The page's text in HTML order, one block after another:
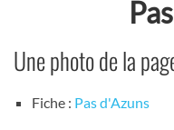
Une photo de la
Fiche : Pas d'Azuns